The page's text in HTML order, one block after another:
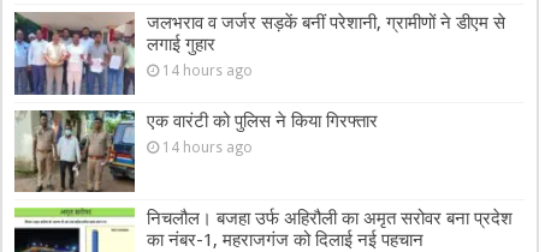
जलभराव व जर्जर सड़कें बनीं परेशानी, ग्रामीणों ने डीएम से
लगाई गुहार
14 hours ago
एक वारंटी को पुलिस ने किया गिरफ्तार
14 hours ago
निचलौल। बजहा उर्फ अहिरौली का अमृत सरोवर बना प्रदेश
का नंबर-1, महराजगंज को दिलाई नई पहचान